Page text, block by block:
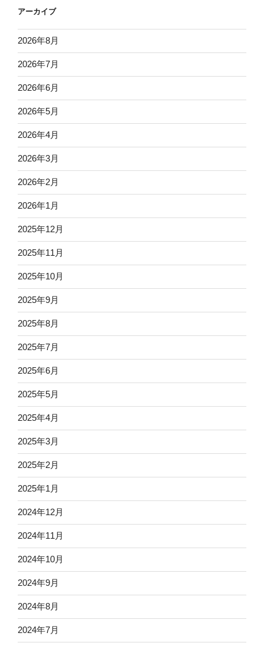
アーカイブ
2026年8月
2026年7月
2026年6月
2026年5月
2026年4月
2026年3月
2026年2月
2026年1月
2025年12月
2025年11月
2025年10月
2025年9月
2025年8月
2025年7月
2025年6月
2025年5月
2025年4月
2025年3月
2025年2月
2025年1月
2024年12月
2024年11月
2024年10月
2024年9月
2024年8月
2024年7月